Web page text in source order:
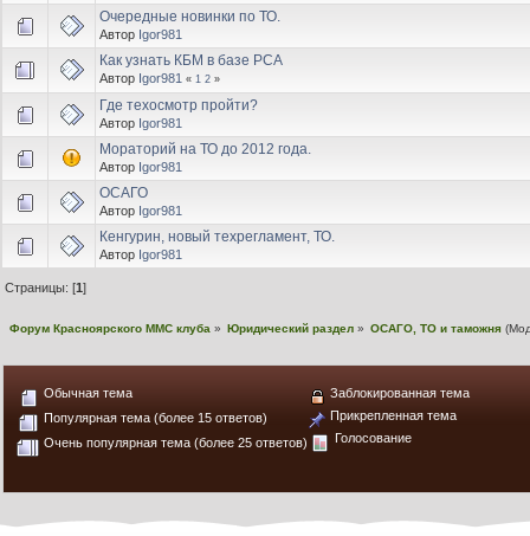
Очередные новинки по ТО.
Автор Igor981
Как узнать КБМ в базе РСА
Автор Igor981 « 1 2 »
Где техосмотр пройти?
Автор Igor981
Мораторий на ТО до 2012 года.
Автор Igor981
ОСАГО
Автор Igor981
Кенгурин, новый техрегламент, ТО.
Автор Igor981
Страницы: [1]
Форум Красноярского MMC клуба » Юридический раздел » ОСАГО, ТО и таможня
Обычная тема
Популярная тема (более 15 ответов)
Очень популярная тема (более 25 ответов)
Заблокированная тема
Прикрепленная тема
Голосование